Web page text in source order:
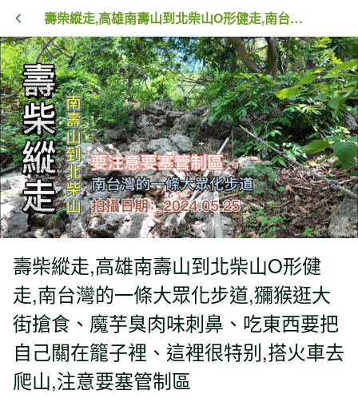
壽柴縱走,高雄南壽山到北柴山O形健走,南台灣的一條大眾化步道,獼猴逛大街搶食、魔芋臭肉味刺鼻、吃東西要把自己關在籠子裡、這裡很特别,搭火車去爬山,注意要塞管制區
壽柴縱走,高雄南壽山到北柴山O形健
走,南台灣的一條大眾化步道,獼猴逛大
街搶食、魔芋臭肉味刺鼻、吃東西要把
自己關在籠子裡、這裡很特别,搭火車去
爬山,注意要塞管制區